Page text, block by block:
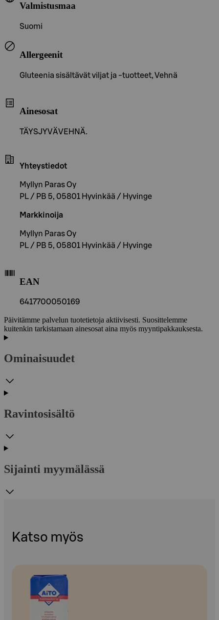
Valmistusmaa
Suomi
Allergeenit
Gluteenia sisältävät viljat ja -tuotteet, Vehnä
Ainesosat
TÄYSJYVÄVEHNÄ.
Yhteystiedot
Myllyn Paras Oy
PL / PB 5, 05801 Hyvinkää / Hyvinge
Markkinoija
Myllyn Paras Oy
PL / PB 5, 05801 Hyvinkää / Hyvinge
EAN
6417700050169
Päivitämme palvelun tuotetietoja aktiivisesti. Suosittelemme
kuitenkin tarkistamaan ainesosat aina myös myyntipakkauksesta.
Ominaisuudet
Ravintosisältö
Sijainti myymälässä
Katso myös